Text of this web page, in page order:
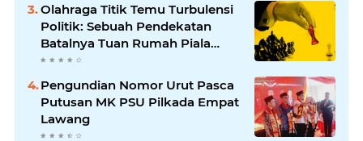
Olahraga Titik Temu Turbulensi
Politik: Sebuah Pendekatan
Batalnya Tuan Rumah Piala
Dunia U-20
Pengundian Nomor Urut Pasca
Putusan MK PSU Pilkada Empat
Lawang